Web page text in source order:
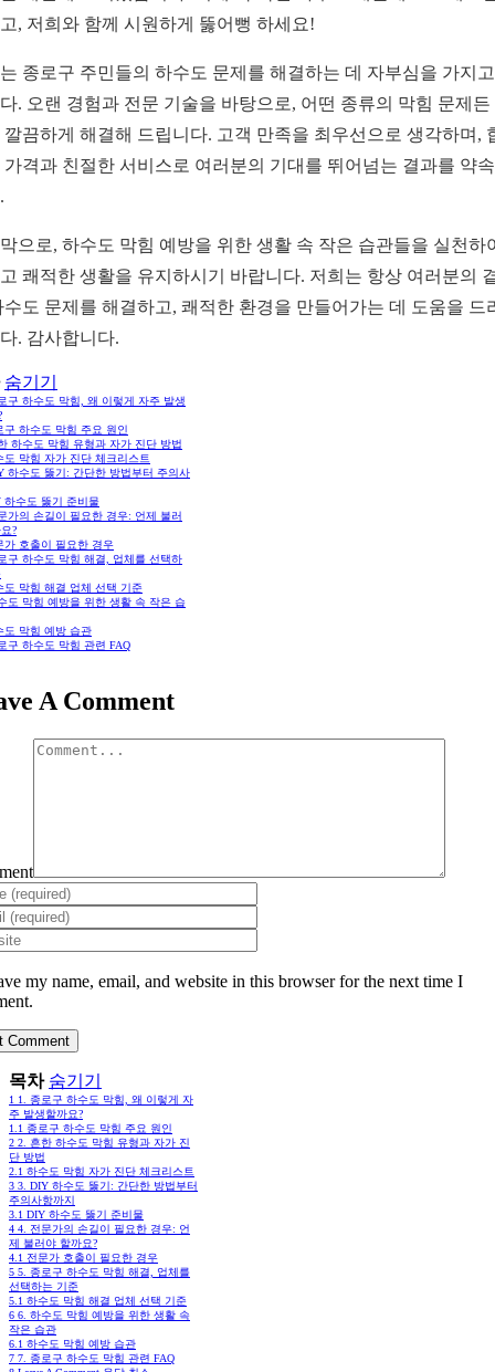
, 저희와 함께 시원하게 뚫어뻥 하세요!
종로구 주민들의 하수도 문제를 해결하는 데 자부심을 가지
. 오랜 경험과 전문 기술을 바탕으로, 어떤 종류의 막힘 문제든
깔끔하게 해결해 드립니다. 고객 만족을 최우선으로 생각하며,
가격과 친절한 서비스로 여러분의 기대를 뛰어넘는 결과를 약
으로, 하수도 막힘 예방을 위한 생활 속 작은 습관들을 실천하
쾌적한 생활을 유지하시기 바랍니다. 저희는 항상 여러분의
수도 문제를 해결하고, 쾌적한 환경을 만들어가는 데 도움을 드
. 감사합니다.
숨기기
구 하수도 막힘, 왜 이렇게 자주 발생
구 하수도 막힘 주요 원인
하수도 막힘 유형과 자가 진단 방법
도 막힘 자가 진단 체크리스트
하수도 뚫기: 간단한 방법부터 주의사
하수도 뚫기 준비물
가의 손길이 필요한 경우: 언제 불러
?
가 호출이 필요한 경우
구 하수도 막힘 해결, 업체를 선택하
도 막힘 해결 업체 선택 기준
도 막힘 예방을 위한 생활 속 작은 습
도 막힘 예방 습관
구 하수도 막힘 관련 FAQ
A Comment
my name, email, and website in this browser for the next time I
목차 숨기기
1 1. 종로구 하수도 막힘, 왜 이렇게 자
주 발생할까요?
1.1 종로구 하수도 막힘 주요 원인
2 2. 흔한 하수도 막힘 유형과 자가 진
단 방법
2.1 하수도 막힘 자가 진단 체크리스트
3 3. DIY 하수도 뚫기: 간단한 방법부터
주의사항까지
3.1 DIY 하수도 뚫기 준비물
4 4. 전문가의 손길이 필요한 경우: 언
제 불러야 할까요?
4.1 전문가 호출이 필요한 경우
5 5. 종로구 하수도 막힘 해결, 업체를
선택하는 기준
5.1 하수도 막힘 해결 업체 선택 기준
6 6. 하수도 막힘 예방을 위한 생활 속
작은 습관
6.1 하수도 막힘 예방 습관
7 7. 종로구 하수도 막힘 관련 FAQ